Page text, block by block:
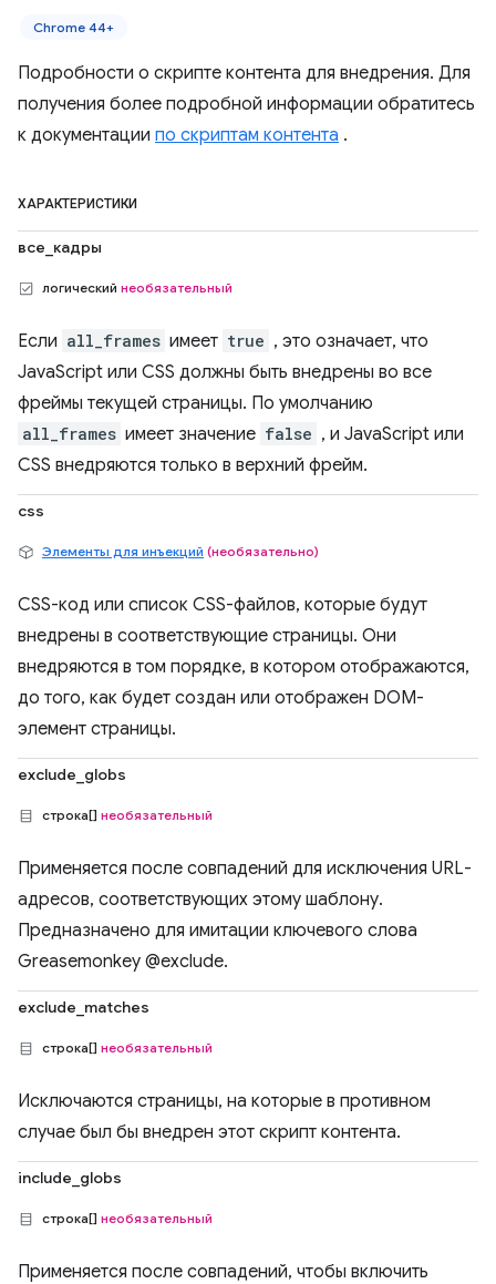
Chrome 44+
Подробности о скрипте контента для внедрения. Для
получения более подробной информации обратитесь
к документации по скриптам контента .
ХАРАКТЕРИСТИКИ
все_кадры
логический необязательный
Если all_frames имеет true , это означает, что
JavaScript или CSS должны быть внедрены во все
фреймы текущей страницы. По умолчанию
all_frames имеет значение false , и JavaScript или
CSS внедряются только в верхний фрейм.
css
Элементы для инъекций (необязательно)
CSS-код или список CSS-файлов, которые будут
внедрены в соответствующие страницы. Они
внедряются в том порядке, в котором отображаются,
до того, как будет создан или отображен DOM-
элемент страницы.
exclude_globs
строка[] необязательный
Применяется после совпадений для исключения URL-
адресов, соответствующих этому шаблону.
Предназначено для имитации ключевого слова
Greasemonkey @exclude.
exclude_matches
строка[] необязательный
Исключаются страницы, на которые в противном
случае был бы внедрен этот скрипт контента.
include_globs
строка[] необязательный
Применяется после совпадений, чтобы включить